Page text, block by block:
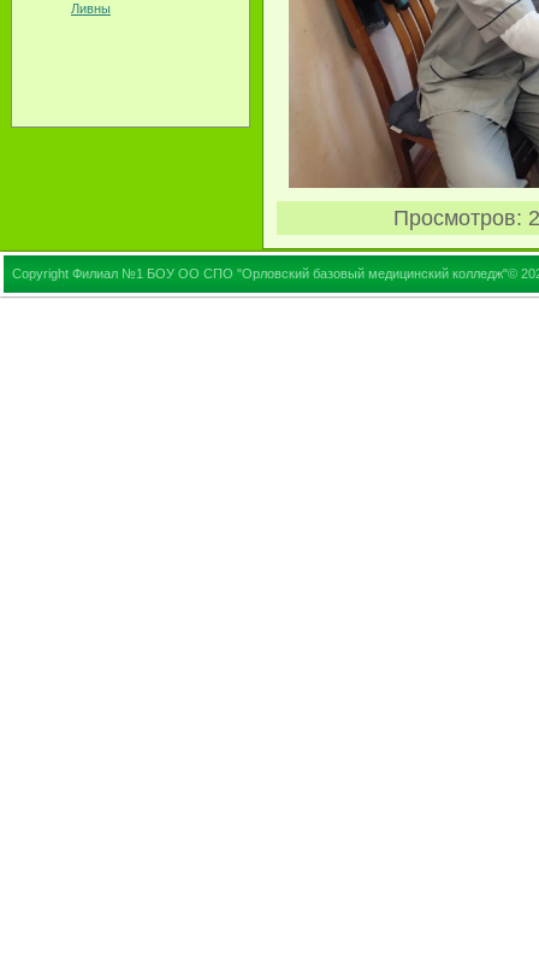
Ливны
Просмотров:
Copyright Филиал №1 БОУ ОО СПО "Орловский базовый медицинский колледж"©